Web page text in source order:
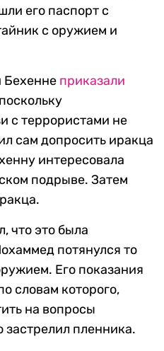
его паспорт с
с оружием и
Бехенне приказали
с террористами не
сам допросить иракца
интересовала
подрыве. Затем
что это была
потянулся то
Его показания
словам которого,
на вопросы
застрелил пленника.